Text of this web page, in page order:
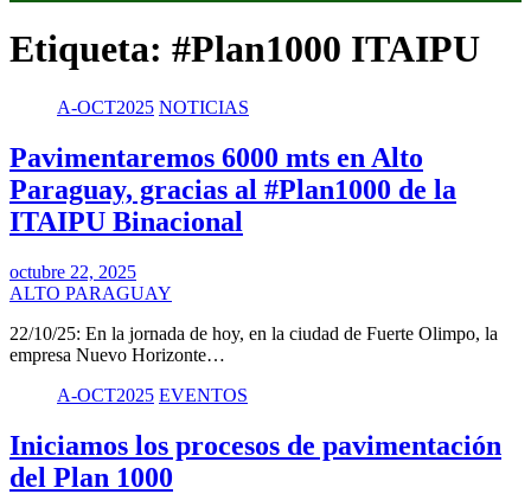
Etiqueta: #Plan1000 ITAIPU
A-OCT2025 NOTICIAS
Pavimentaremos 6000 mts en Alto
Paraguay, gracias al #Plan1000 de la
ITAIPU Binacional
octubre 22, 2025
ALTO PARAGUAY
22/10/25: En la jornada de hoy, en la ciudad de Fuerte Olimpo, la
empresa Nuevo Horizonte…
A-OCT2025 EVENTOS
Iniciamos los procesos de pavimentación
del Plan 1000